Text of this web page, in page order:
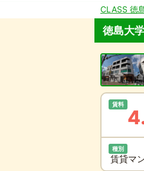
CLASS 徳
徳島大
賃料
種別
賃貸マ